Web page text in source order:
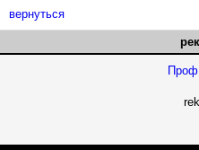
вернуться